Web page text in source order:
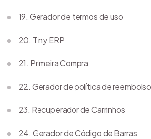
19. Gerador de termos de uso
20. Tiny ERP
21. Primeira Compra
22. Gerador de política de reembolso
23. Recuperador de Carrinhos
24. Gerador de Código de Barras